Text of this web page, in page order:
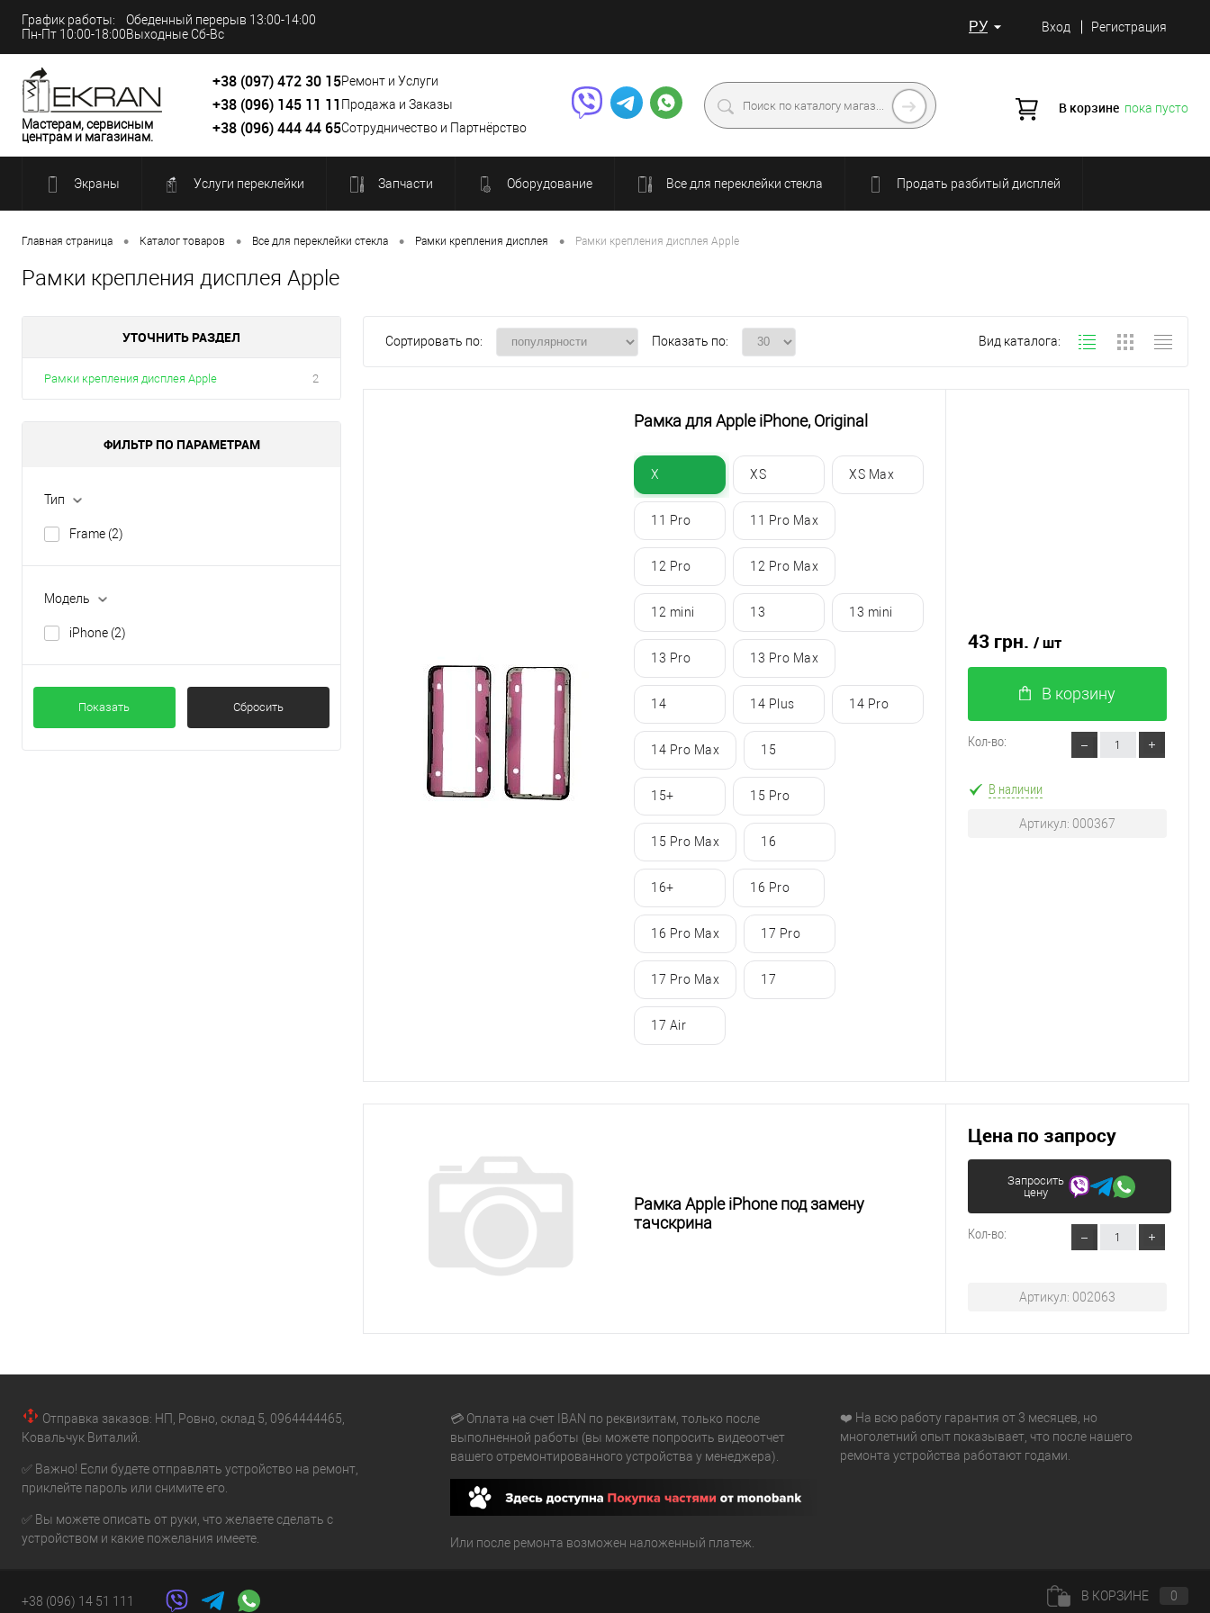
График работы:
Пн-Пт 10:00-18:00
Обеденный перерыв 13:00-14:00
Выходные Сб-Вс
РУ Вход Регистрация
Мастерам, сервисным
центрам и магазинам.
+38 (097) 472 30 15Ремонт и Услуги
+38 (096) 145 11 11 Продажа и Заказы
+38 (096) 444 44 65Сотрудничество и Партнёрство
В корзине пока пусто
Экраны Услуги переклейки Запчасти Оборудование Все для переклейки стекла Продать разбитый дисплей
Главная страница • Каталог товаров • Все для переклейки стекла • Рамки крепления дисплея • Рамки крепления дисплея Apple
Рамки крепления дисплея Apple
УТОЧНИТЬ РАЗДЕЛ
Рамки крепления дисплея Apple 2
ФИЛЬТР ПО ПАРАМЕТРАМ
Тип
Frame (2)
Модель
iPhone (2)
Показать Сбросить
Сортировать по: Показать по: Вид каталога:
Рамка для Apple iPhone, Original
X XS XS Max
11 Pro 11 Pro Max
12 Pro 12 Pro Max
12 mini 13 13 mini
13 Pro 13 Pro Max
14 14 Plus 14 Pro
14 Pro Max 15
15+ 15 Pro
15 Pro Max 16
16+ 16 Pro
16 Pro Max 17 Pro
17 Pro Max 17
17 Air
43 грн. / шт
В корзину
Кол-во:
В наличии
Артикул: 000367
Рамка Apple iPhone под замену
тачскрина
Цена по запросу
Запросить
цену
Кол-во:
Артикул: 002063
Отправка заказов: НП, Ровно, склад 5, 0964444465,
Ковальчук Виталий.
✅ Важно! Если будете отправлять устройство на ремонт,
приклейте пароль или снимите его.
✅ Вы можете описать от руки, что желаете сделать с
устройством и какие пожелания имеете.
💳 Оплата на счет IBAN по реквизитам, только после
выполненной работы (вы можете попросить видеоотчет
вашего отремонтированного устройства у менеджера).
Или после ремонта возможен наложенный платеж.
❤️ На всю работу гарантия от 3 месяцев, но
многолетний опыт показывает, что после нашего
ремонта устройства работают годами.
+38 (096) 14 51 111 В КОРЗИНЕ 0